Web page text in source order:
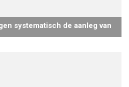
systematisch de aanleg van